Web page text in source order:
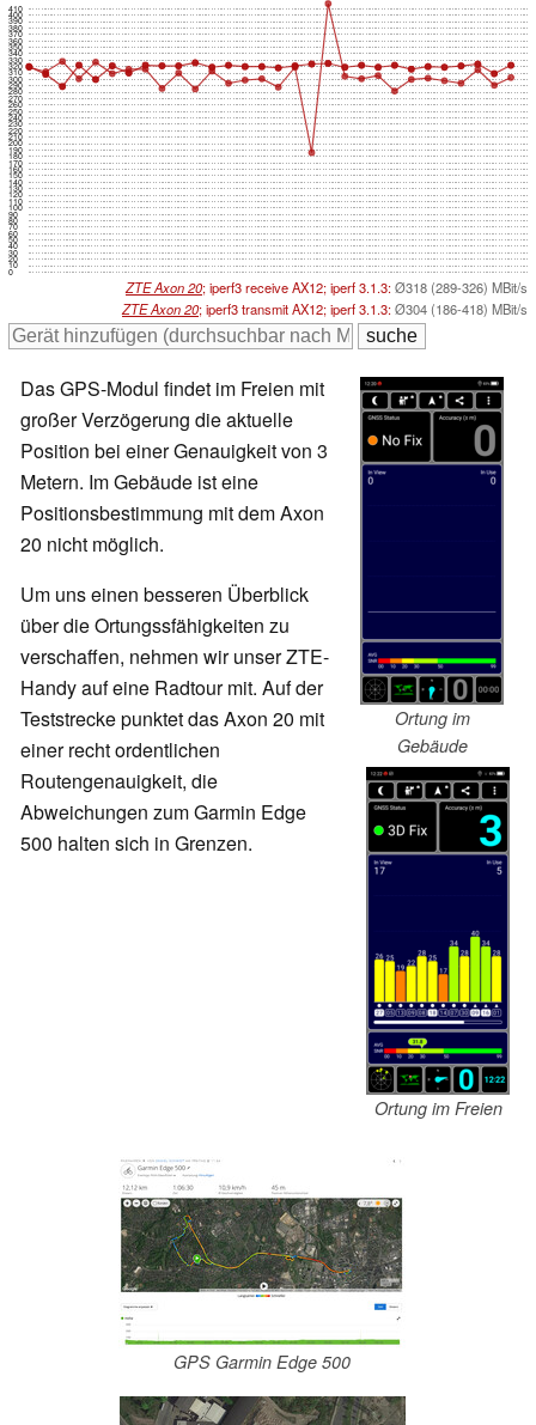
0
10
20
30
40
50
60
70
80
90
100
110
120
130
140
150
160
170
180
190
200
210
220
230
240
250
260
270
280
290
300
310
320
330
340
350
360
370
380
390
400
410
ZTE Axon 20; iperf3 receive AX12; iperf 3.1.3:Ø318 (289-326) MBit/s
ZTE Axon 20; iperf3 transmit AX12; iperf 3.1.3:Ø304 (186-418) MBit/s
Ortung im
Gebäude
Ortung im Freien
Das GPS-Modul findet im Freien mit
großer Verzögerung die aktuelle
Position bei einer Genauigkeit von 3
Metern. Im Gebäude ist eine
Positionsbestimmung mit dem Axon
20 nicht möglich.
Um uns einen besseren Überblick
über die Ortungssfähigkeiten zu
verschaffen, nehmen wir unser ZTE-
Handy auf eine Radtour mit. Auf der
Teststrecke punktet das Axon 20 mit
einer recht ordentlichen
Routengenauigkeit, die
Abweichungen zum Garmin Edge
500 halten sich in Grenzen.
GPS Garmin Edge 500